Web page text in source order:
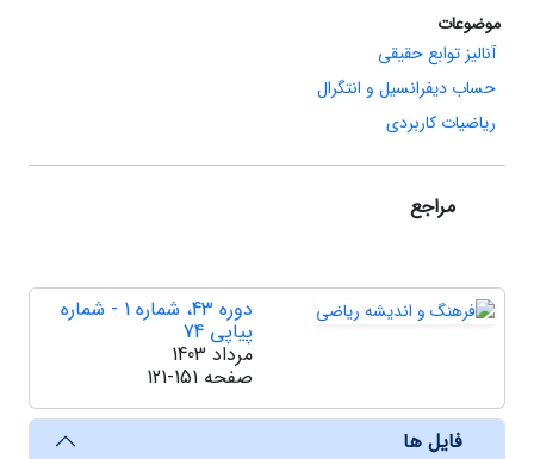
موضوعات
آنالیز توابع حقیقی
حساب دیفرانسیل و انتگرال
ریاضیات کاربردی
مراجع
دوره 43، شماره 1 - شماره
پیاپی 74
مرداد 1403
صفحه 121-151
فایل ها